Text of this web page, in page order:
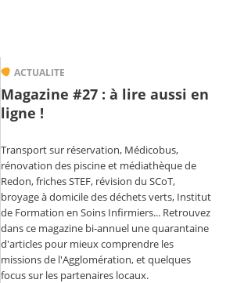
ACTUALITE
Magazine #27 : à lire aussi en
ligne !
Transport sur réservation, Médicobus,
rénovation des piscine et médiathèque de
Redon, friches STEF, révision du SCoT,
broyage à domicile des déchets verts, Institut
de Formation en Soins Infirmiers... Retrouvez
dans ce magazine bi-annuel une quarantaine
d'articles pour mieux comprendre les
missions de l'Agglomération, et quelques
focus sur les partenaires locaux.